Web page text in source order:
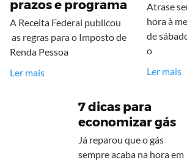
prazos e programa
A Receita Federal publicou
as regras para o Imposto de
Renda Pessoa
Ler mais
Atrase
hora à
de
o
Ler mais
7 dicas para
economizar gás
Já reparou que o gás
sempre acaba na hora em